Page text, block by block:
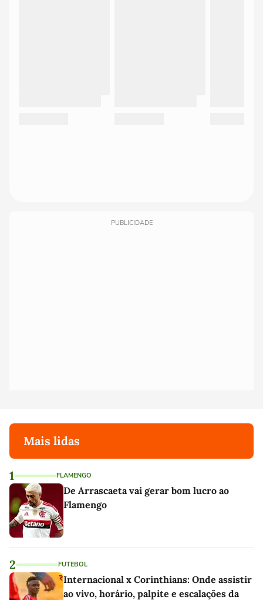
PUBLICIDADE
Mais lidas
1 FLAMENGO
De Arrascaeta vai gerar bom lucro ao
Flamengo
2 FUTEBOL
Internacional x Corinthians: Onde assistir
ao vivo, horário, palpite e escalações da